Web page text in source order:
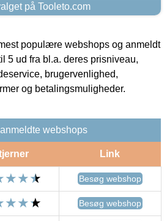
på Tooleto.com
populære webshops og anmeldt
5 ud fra bl.a. deres prisniveau,
brugervenlighed,
og betalingsmuligheder.
webshops
Link
Besøg webshop
Besøg webshop